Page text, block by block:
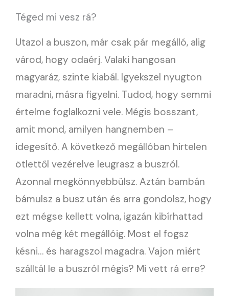
Téged mi vesz rá?
Utazol a buszon, már csak pár megálló, alig
várod, hogy odaérj. Valaki hangosan
magyaráz, szinte kiabál. Igyekszel nyugton
maradni, másra figyelni. Tudod, hogy semmi
értelme foglalkozni vele. Mégis bosszant,
amit mond, amilyen hangnemben –
idegesítő. A következő megállóban hirtelen
ötlettől vezérelve leugrasz a buszról.
Azonnal megkönnyebbülsz. Aztán bambán
bámulsz a busz után és arra gondolsz, hogy
ezt mégse kellett volna, igazán kibírhattad
volna még két megállóig. Most el fogsz
késni… és haragszol magadra. Vajon miért
szálltál le a buszról mégis? Mi vett rá erre?